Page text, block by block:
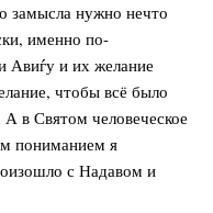
замысла нужно нечто
именно по-
Авиѓу и их желание
чтобы всё было
в Святом человеческое
пониманием я
с Надавом и